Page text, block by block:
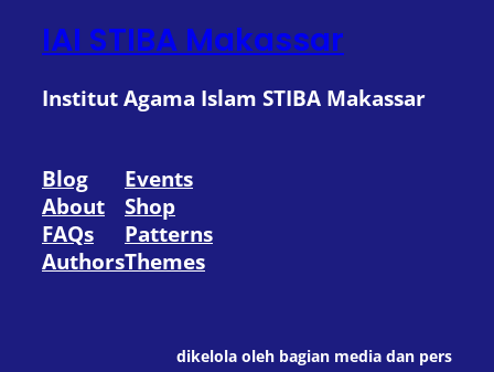
IAI STIBA Makassar
Institut Agama Islam STIBA Makassar
Blog
About
FAQs
Authors
Events
Shop
Patterns
Themes
dikelola oleh bagian media dan pers